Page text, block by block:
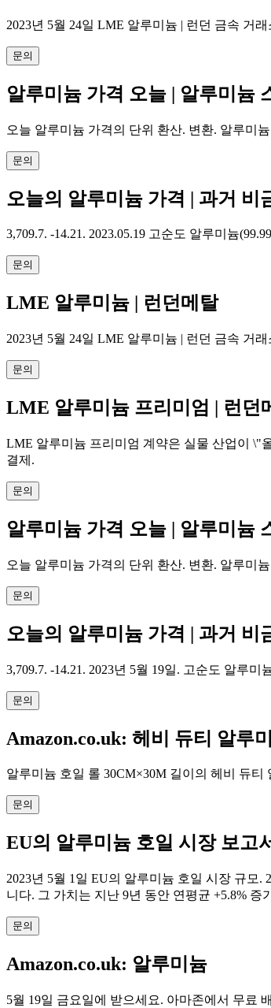
2023년 5월 24일 LME 알루미늄 | 런던 금속 거
문의
알루미늄 가격 오늘 | 알루미늄
오늘 알루미늄 가격의 단위 환산. 변환. 알루미
문의
오늘의 알루미늄 가격 | 과거 비
3,709.7. -14.21. 2023.05.19 고순도 알루미늄
문의
LME 알루미늄 | 런던메탈
2023년 5월 24일 LME 알루미늄 | 런던 금속 거
문의
LME 알루미늄 프리미엄 | 런던
LME 알루미늄 프리미엄 계약은 실물 산업이 \"
결제.
문의
알루미늄 가격 오늘 | 알루미늄
오늘 알루미늄 가격의 단위 환산. 변환. 알루미
문의
오늘의 알루미늄 가격 | 과거 비
3,709.7. -14.21. 2023년 5월 19일. 고순도 알루미
문의
Amazon.co.uk: 헤비 듀티 알루
알루미늄 호일 롤 30CM×30M 길이의 헤비 듀티
문의
EU의 알루미늄 호일 시장 보고
2023년 5월 1일 EU의 알루미늄 호일 시장 규모
니다. 그 가치는 지난 9년 동안 연평균 +5.8% 증
문의
Amazon.co.uk: 알루미늄
5월 19일 금요일에 받으세요. 아마존에서 무료